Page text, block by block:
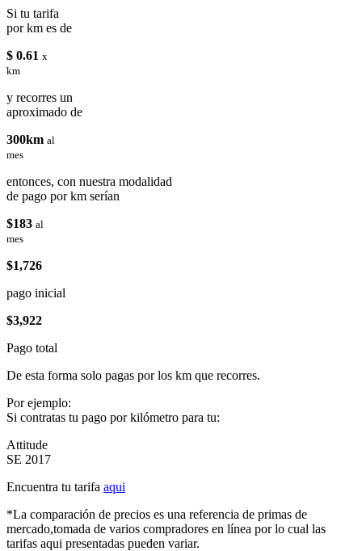
Si tu tarifa
por km es de
$ 0.61 x
km
y recorres un
aproximado de
300km al
mes
entonces, con nuestra modalidad
de pago por km serían
$183 al
mes
$1,726
pago inicial
$3,922
Pago total
De esta forma solo pagas por los km que recorres.
Por ejemplo:
Si contratas tu pago por kilómetro para tu:
Attitude
SE 2017
Encuentra tu tarifa aqui
*La comparación de precios es una referencia de primas de
mercado,tomada de varios compradores en línea por lo cual las
tarifas aqui presentadas pueden variar.